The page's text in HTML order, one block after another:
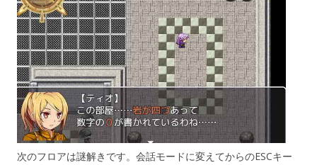
次のフロアは謎解きです。会話モードに変えてからのESCキー